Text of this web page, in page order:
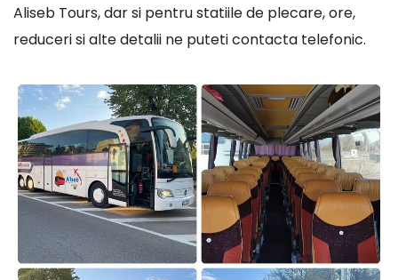
Aliseb Tours, dar si pentru statiile de plecare, ore,
reduceri si alte detalii ne puteti contacta telefonic.